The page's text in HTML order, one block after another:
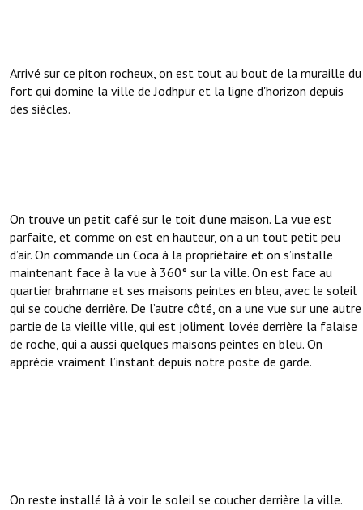
Arrivé sur ce piton rocheux, on est tout au bout de la muraille du
fort qui domine la ville de Jodhpur et la ligne d'horizon depuis
des siècles.
On trouve un petit café sur le toit d’une maison. La vue est
parfaite, et comme on est en hauteur, on a un tout petit peu
d’air. On commande un Coca à la propriétaire et on s’installe
maintenant face à la vue à 360° sur la ville. On est face au
quartier brahmane et ses maisons peintes en bleu, avec le soleil
qui se couche derrière. De l’autre côté, on a une vue sur une autre
partie de la vieille ville, qui est joliment lovée derrière la falaise
de roche, qui a aussi quelques maisons peintes en bleu. On
apprécie vraiment l’instant depuis notre poste de garde.
On reste installé là à voir le soleil se coucher derrière la ville.